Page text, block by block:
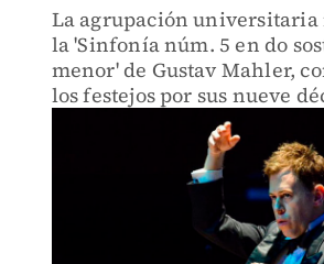
La agrupación
la 'Sinfonía núm. 5 en do
menor' de Gustav Mahler,
los festejos por sus nueve